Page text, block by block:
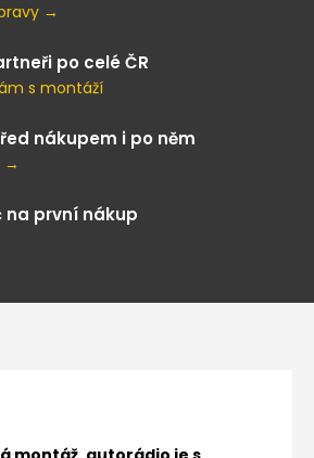
→
po celé ČR
s montáží
nákupem i po něm
→
na první nákup